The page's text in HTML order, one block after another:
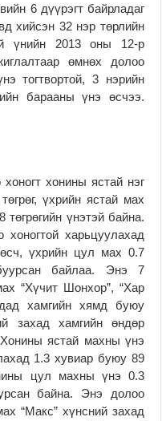
6 дүүрэгт байрладаг
хийсэн 32 нэр төрлийн
үнийн 2013 оны 12-р
өмнөх долоо
тогтвортой, 3 нэрийн
барааны үнэ өсчээ.
хонины ястай нэг
үхрийн ястай мах
үнэтэй байна.
харьцуулахад
үхрийн цул мах 0.7
байлаа. Энэ 7
“Хүчит Шонхор”, “Хар
хамгийн хямд буюу
захад хамгийн өндөр
ястай махны үнэ
1.3 хувиар буюу 89
цул махны үнэ 0.3
байна. Энэ долоо
“Макс” хүнсний захад